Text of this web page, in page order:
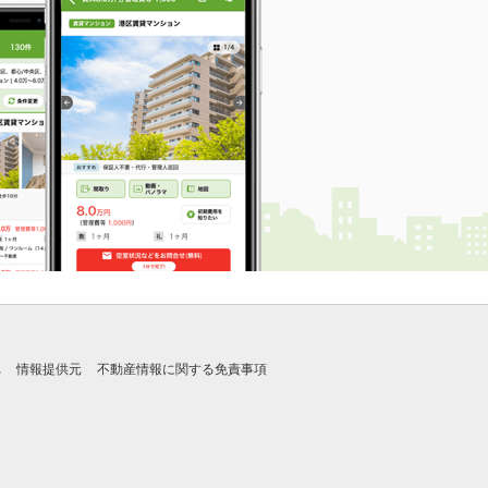
情報提供元 不動産情報に関する免責事項